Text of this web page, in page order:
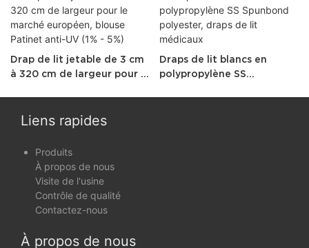
Drap de lit jetable de 3 cm
à 320 cm de largeur pour le
Draps de lit blancs en
polypropylène SS
Liens rapides
Produits
À propos de nous
Visite de l'usine
Contrôle de qualité
Contactez-nous
À propos de nous